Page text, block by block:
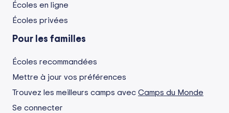
Écoles en ligne
Écoles privées
Pour les familles
Écoles recommandées
Mettre à jour vos préférences
Trouvez les meilleurs camps avec Camps du Monde
Se connecter